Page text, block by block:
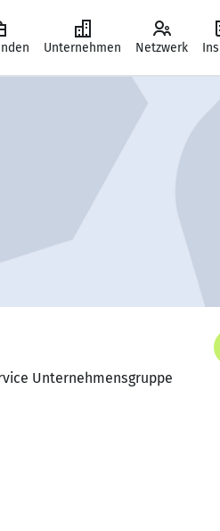
Unternehmen Netzwerk
Unternehmensgruppe